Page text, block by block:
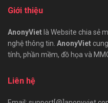
Giới thiệu
AnonyViet là Website chia sẻ
nghệ thông tin. AnonyViet
tính, phần mềm, đồ họa và
Liên hệ